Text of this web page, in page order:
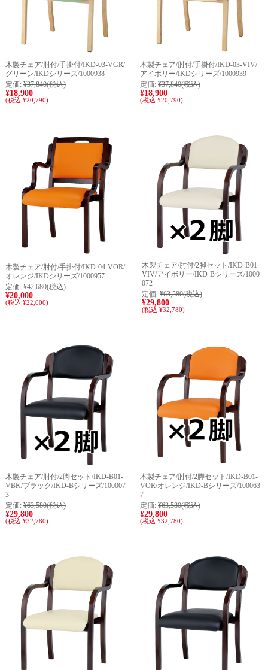
木製チェア/肘付/手掛付/IKD-03-VGR/
グリーン/IKDシリーズ/1000938
定価: ¥37,840(税込)
¥18,900
(税込 ¥20,790)
木製チェア/肘付/手掛付/IKD-03-VIV/
アイボリー/IKDシリーズ/1000939
定価: ¥37,840(税込)
¥18,900
(税込 ¥20,790)
木製チェア/肘付/手掛付/IKD-04-VOR/
オレンジ/IKDシリーズ/1000957
定価: ¥42,680(税込)
¥20,000
(税込 ¥22,000)
木製チェア/肘付/2脚セット/IKD-B01-
VIV/アイボリー/IKD-Bシリーズ/1000
072
定価: ¥63,580(税込)
¥29,800
(税込 ¥32,780)
木製チェア/肘付/2脚セット/IKD-B01-
VBK/ブラック/IKD-Bシリーズ/100007
3
定価: ¥63,580(税込)
¥29,800
(税込 ¥32,780)
木製チェア/肘付/2脚セット/IKD-B01-
VOR/オレンジ/IKD-Bシリーズ/100063
7
定価: ¥63,580(税込)
¥29,800
(税込 ¥32,780)